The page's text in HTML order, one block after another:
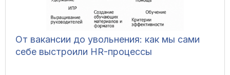
От вакансии до увольнения: как мы сами
себе выстроили HR-процессы